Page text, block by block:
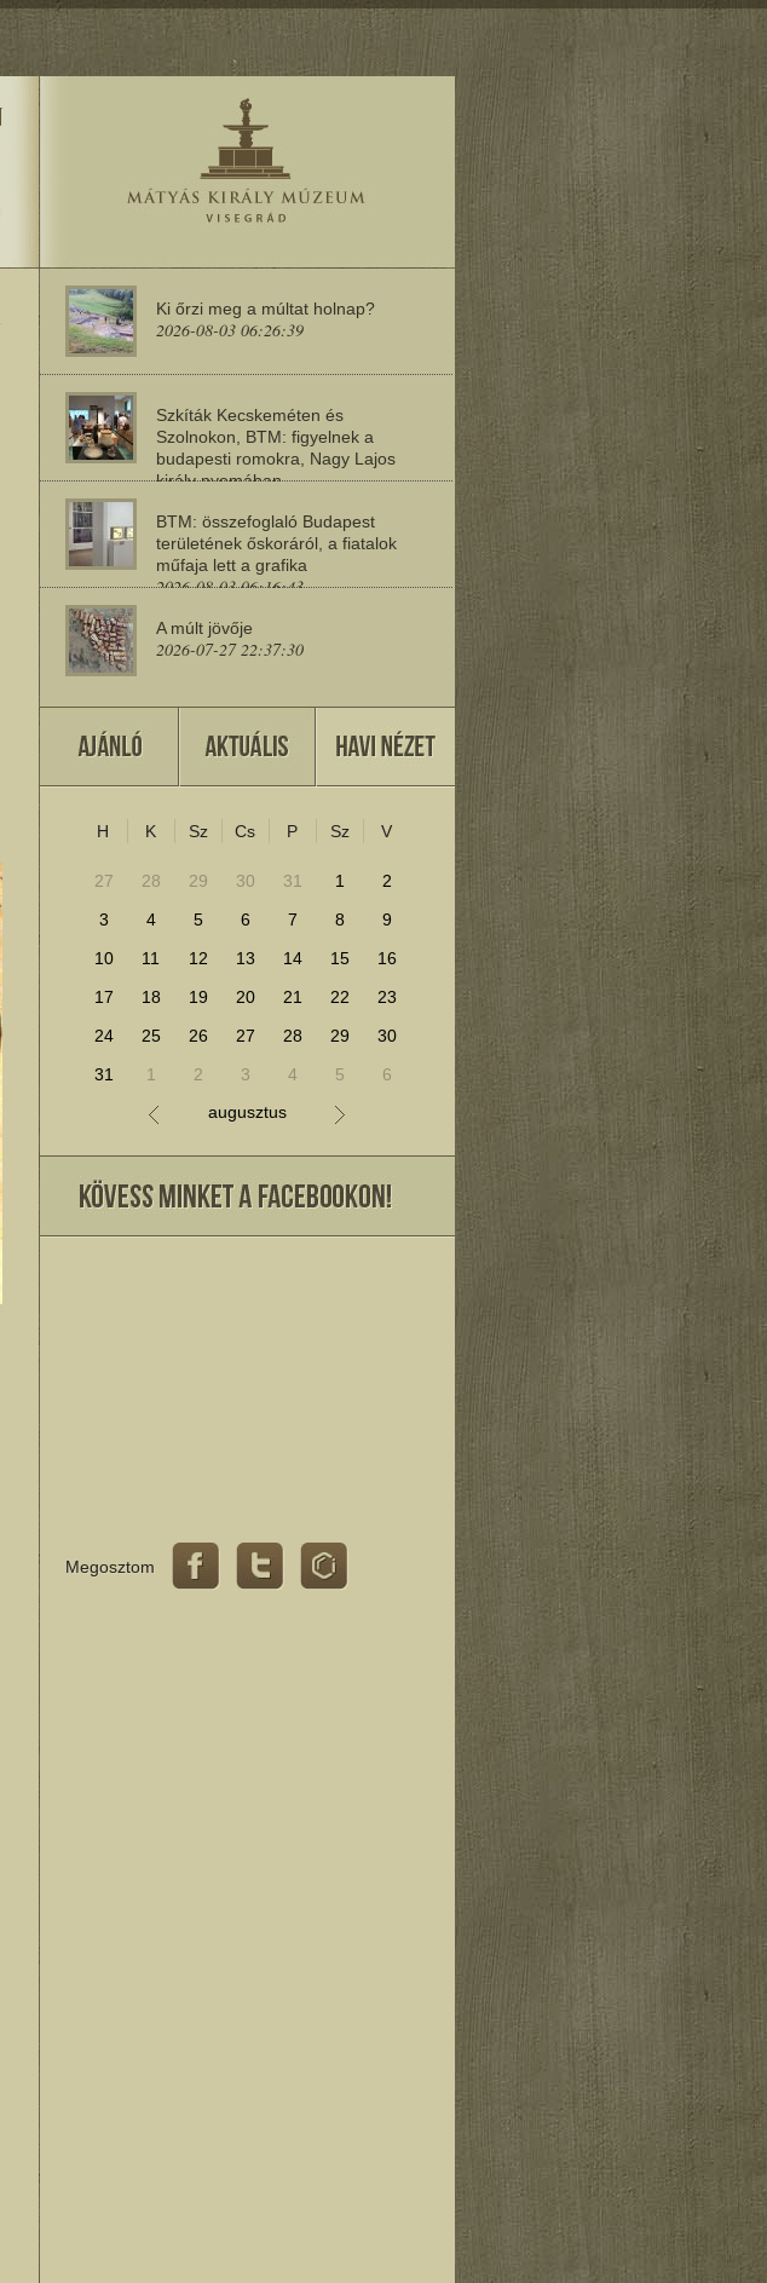
Ki őrzi meg a múltat holnap?
2026-08-03 06:26:39
Szkíták Kecskeméten és
Szolnokon, BTM: figyelnek a
budapesti romokra, Nagy Lajos
király nyomában
BTM: összefoglaló Budapest
területének őskoráról, a fiatalok
műfaja lett a grafika
2026-08-03 06:16:43
A múlt jövője
2026-07-27 22:37:30
Miért szeresd a műemlékeket?
2026-07-25 11:30:41
További cikkek megjelenítéséhez kattints ide!
H K Sz Cs P Sz V
27 28 29 30 31 1
2
3
4 5 6 7 8
9
10
11 12 13 14 15
16
17
18 19 20 21 22
23
24
25 26 27 28 29
30
31
1 2 3 4 5
6
augusztus
Megosztom